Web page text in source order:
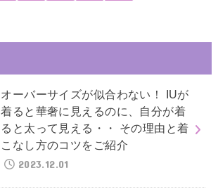
オーバーサイズが似合わない！ IUが
着ると華奢に見えるのに、自分が着
ると太って見える・・ その理由と着
こなし方のコツをご紹介
2023.12.01